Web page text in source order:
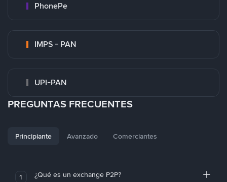
PhonePe
IMPS - PAN
UPI-PAN
PREGUNTAS FRECUENTES
Principiante Avanzado Comerciantes
1 ¿Qué es un exchange P2P?